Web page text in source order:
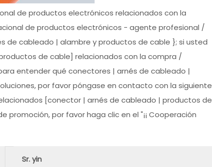
de productos electrónicos relacionados con la
de productos electrónicos - agente profesional /
cableado | alambre y productos de cable }; si usted
de cable] relacionados con la compra /
entender qué conectores | arnés de cableado |
por favor póngase en contacto con la siguiente
[conector | arnés de cableado | productos de
por favor haga clic en el "¡¡ Cooperación
Sr. yin